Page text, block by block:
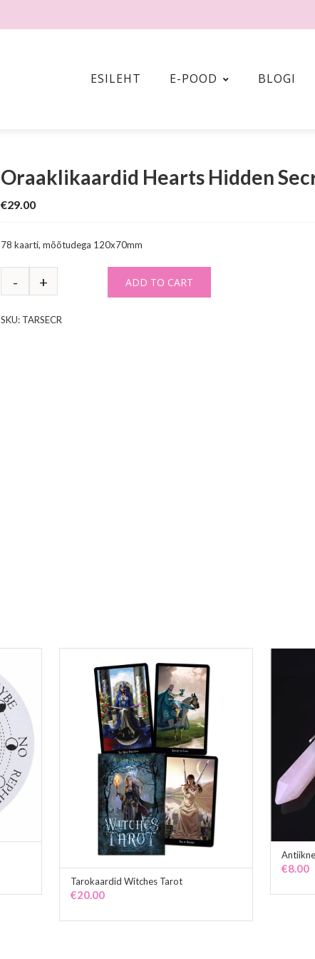
ESILEHT E-POOD BLOGI
Oraaklikaardid Hearts Hidden
€29.00
78 kaarti, mõõtudega 120x70mm
ADD TO CART
SKU: TARSECR
ADD TO CART
Tarokaardid Witches Tarot
€20.00
€8.00